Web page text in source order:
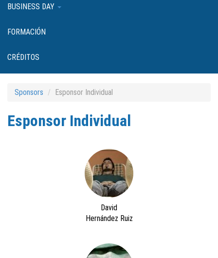
BUSINESS DAY
FORMACIÓN
CRÉDITOS
Sponsors Esponsor Individual
Esponsor Individual
David
Hernández Ruiz